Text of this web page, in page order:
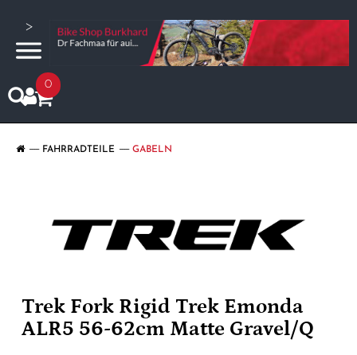
>
0
FAHRRADTEILE GABELN
Trek Fork Rigid Trek Emonda
ALR5 56-62cm Matte Gravel/Q